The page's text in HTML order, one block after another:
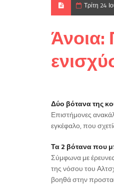
Τρίτη 24
Άνοια:
Δύο βότανα της
Επιστήμονες
εγκέφαλο, που
Τα 2 βότανα που
Σύμφωνα με
της νόσου του
βοηθά στην